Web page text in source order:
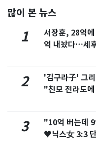
많이 본 뉴스
1
서장훈, 28억
억 내놨다…세
2
'김구라子' 그
"친모 전라도
3
"10억 버는데
♥닉스女 3:3